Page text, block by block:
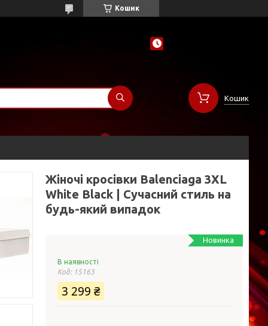
Кошик
Кошик
Жіночі кросівки Balenciaga 3XL
White Black | Сучасний стиль на
будь-який випадок
Новинка
В наявності
Код: 15163
3 299 ₴